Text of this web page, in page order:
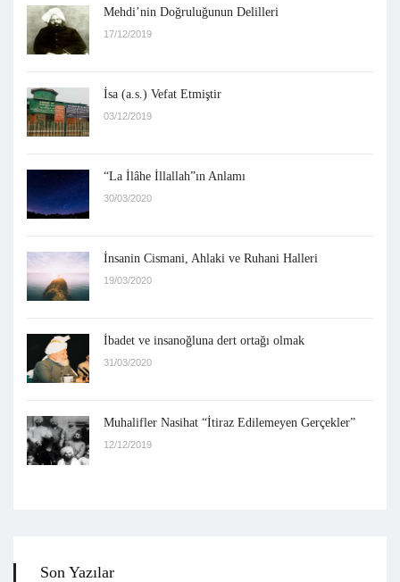
Mehdi’nin Doğruluğunun Delilleri
17/12/2019
İsa (a.s.) Vefat Etmiştir
03/12/2019
“La İlâhe İllallah”ın Anlamı
30/03/2020
İnsanin Cismani, Ahlaki ve Ruhani Halleri
19/03/2020
İbadet ve insanoğluna dert ortağı olmak
31/03/2020
Muhalifler Nasihat “İtiraz Edilemeyen Gerçekler”
12/12/2019
Son Yazılar